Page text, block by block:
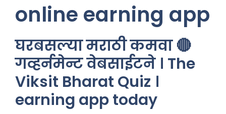
online earning app
घरबसल्या मराठी कमवा 🔴
गव्हर्नमेन्ट वेबसाईटने । The
Viksit Bharat Quiz ।
earning app today